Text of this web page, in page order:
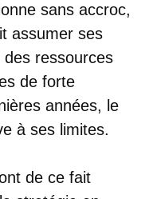
sans accroc,
assumer ses
ressources
de forte
années, le
à ses limites.
de ce fait